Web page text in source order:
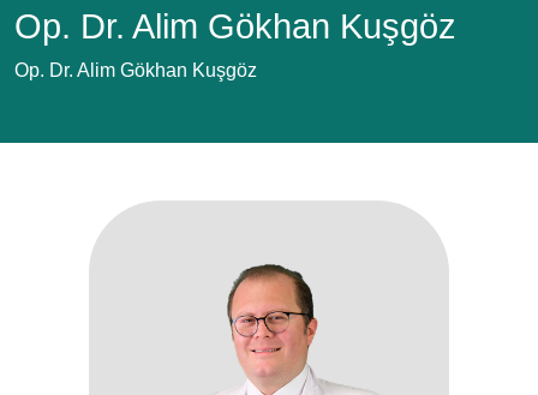
Op. Dr. Alim Gökhan Kuşgöz
Op. Dr. Alim Gökhan Kuşgöz